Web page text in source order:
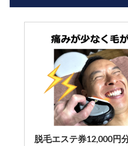
脱毛エステ券12,000円